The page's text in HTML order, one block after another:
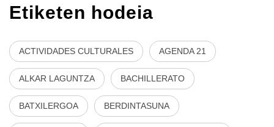
Etiketen hodeia
ACTIVIDADES CULTURALES AGENDA 21
ALKAR LAGUNTZA BACHILLERATO
BATXILERGOA BERDINTASUNA